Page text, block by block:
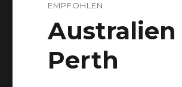
EMPFOHLEN
Australien
Perth